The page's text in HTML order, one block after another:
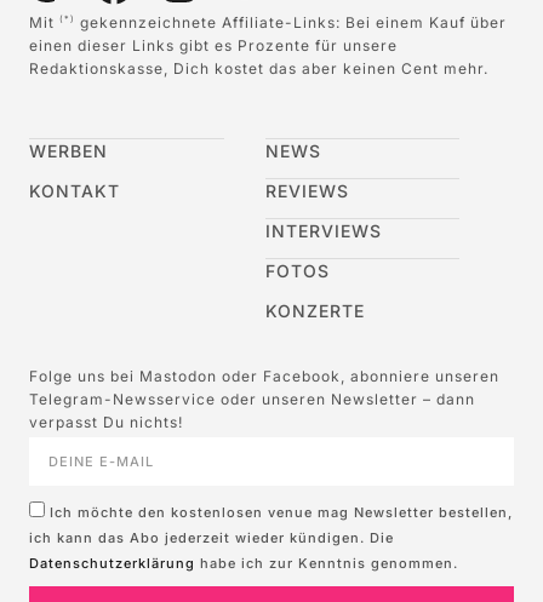
Mit (*)
gekennzeichnete Affiliate-Links: Bei einem Kauf über
einen dieser Links gibt es Prozente für unsere
Redaktionskasse, Dich kostet das aber keinen Cent mehr.
WERBEN
KONTAKT
NEWS
REVIEWS
INTERVIEWS
FOTOS
KONZERTE
Folge uns bei Mastodon oder Facebook, abonniere unseren
Telegram-Newsservice oder unseren Newsletter – dann
verpasst Du nichts!
Ich möchte den kostenlosen venue mag Newsletter bestellen,
ich kann das Abo jederzeit wieder kündigen. Die
Datenschutzerklärung habe ich zur Kenntnis genommen.